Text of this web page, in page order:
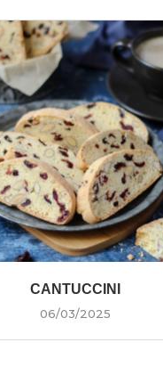
CANTUCCINI
06/03/2025